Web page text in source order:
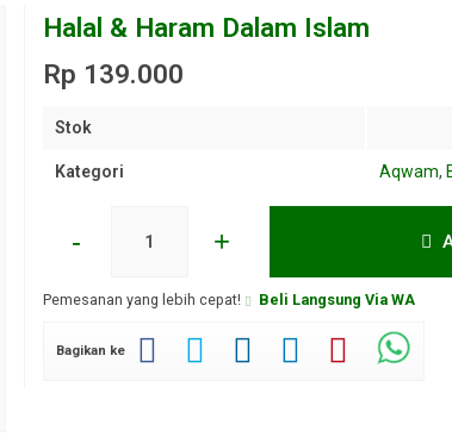
Halal & Haram Dalam Islam
Rp 139.000
Stok
Kategori Aqwam,
- +
Pemesanan yang lebih cepat! Beli Langsung Via WA
Bagikan ke